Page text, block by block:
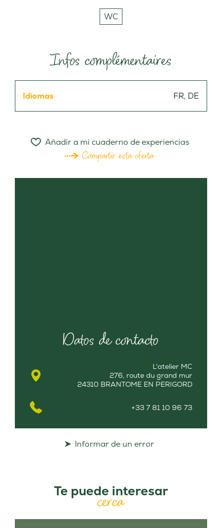
WC
Infos complémentaires
Idiomas FR, DE
Añadir a mi cuaderno de experiencias
Compartir esta oferta
Datos de contacto
L'atelier MC
276, route du grand mur
24310 BRANTOME EN PERIGORD
+33 7 81 10 96 73
Informar de un error
Te puede interesar
cerca